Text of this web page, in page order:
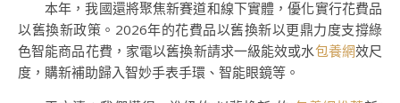
本年，我國還將聚焦新賽道和線下實體，優化實行花費品
以舊換新政策。2026年的花費品以舊換新以更鼎力度支撐綠
色智能商品花費，家電以舊換新請求一級能效或水包養網效尺
度，購新補助歸入智妙手表手環、智能眼鏡等。